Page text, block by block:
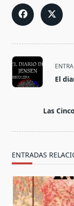
<span
class="nav-
subtitle
El
Las
ENTRADAS